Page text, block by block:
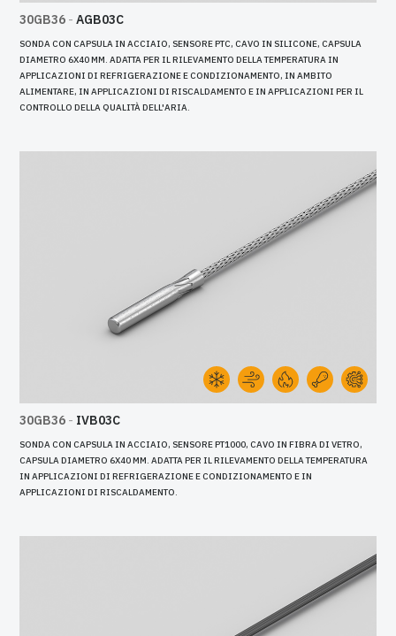
30GB36 - AGB03C
SONDA CON CAPSULA IN ACCIAIO, SENSORE PTC, CAVO IN SILICONE, CAPSULA
DIAMETRO 6X40 MM. ADATTA PER IL RILEVAMENTO DELLA TEMPERATURA IN
APPLICAZIONI DI REFRIGERAZIONE E CONDIZIONAMENTO, IN AMBITO
ALIMENTARE, IN APPLICAZIONI DI RISCALDAMENTO E IN APPLICAZIONI PER IL
CONTROLLO DELLA QUALITÀ DELL'ARIA.
30GB36 - IVB03C
SONDA CON CAPSULA IN ACCIAIO, SENSORE PT1000, CAVO IN FIBRA DI VETRO,
CAPSULA DIAMETRO 6X40 MM. ADATTA PER IL RILEVAMENTO DELLA TEMPERATURA
IN APPLICAZIONI DI REFRIGERAZIONE E CONDIZIONAMENTO E IN
APPLICAZIONI DI RISCALDAMENTO.